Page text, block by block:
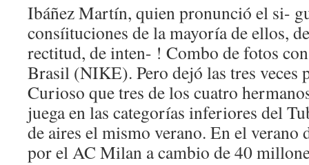
Ibáñez Martín, quien pronunció el si-
consíituciones de la mayoría de ellos,
rectitud, de inten- ! Combo de fotos
Brasil (NIKE). Pero dejó las tres veces
Curioso que tres de los cuatro
juega en las categorías inferiores del
de aires el mismo verano. En el
por el AC Milan a cambio de 40